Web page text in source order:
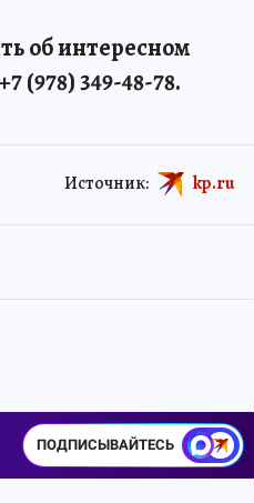
об интересном
(978) 349-48-78.
Источник: kp.ru
ПОДПИСЫВАЙТЕСЬ